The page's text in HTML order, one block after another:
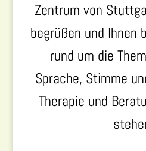
Zentrum von
begrüßen und Ihnen
rund um die
Sprache, Stimme
Therapie und